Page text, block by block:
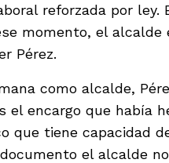
reforzada por ley.
momento, el
Pérez.
como alcalde,
el encargo que había
que tiene capacidad
el alcalde